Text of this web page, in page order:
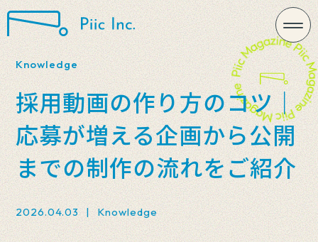
Knowledge
採用動画の作り方のコツ｜
応募が増える企画から公開
までの制作の流れをご紹介
2026.04.03 | Knowledge